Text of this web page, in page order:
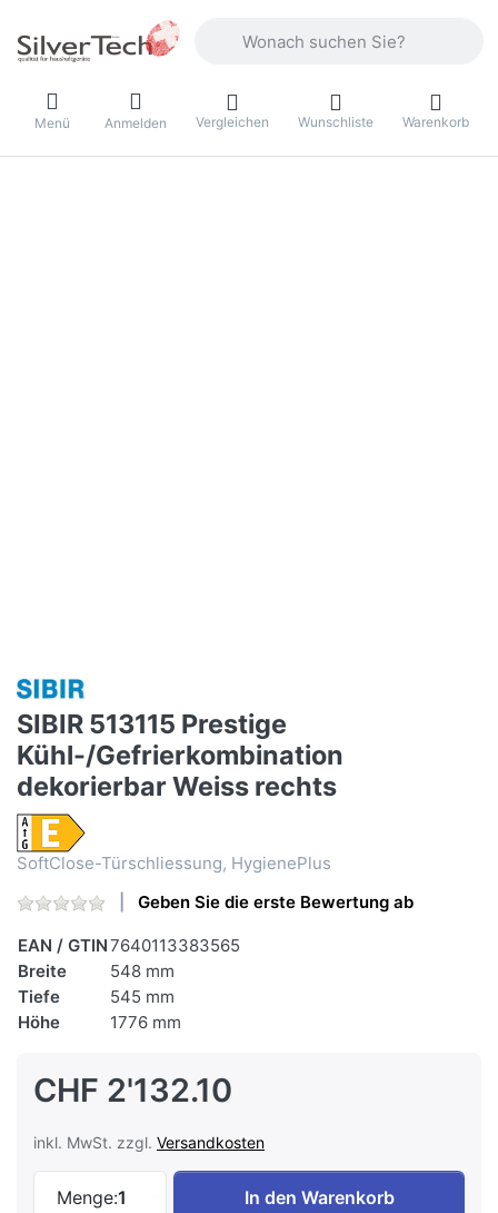
Menü Anmelden Vergleichen Wunschliste Warenkorb
SIBIR 513115 Prestige
Kühl-/Gefrierkombination
dekorierbar Weiss rechts
SoftClose-Türschliessung, HygienePlus
Geben Sie die erste Bewertung ab
EAN / GTIN7640113383565
Breite
548 mm
Tiefe
545 mm
Höhe
1776 mm
CHF 2'132.10
inkl. MwSt. zzgl. Versandkosten
Menge:1
SIBIR 513115 Prestige Kühl-/
In den Warenkorb